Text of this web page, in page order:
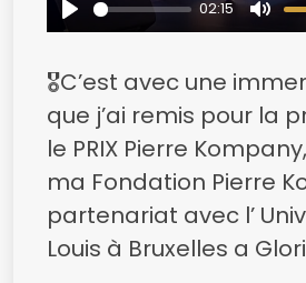
Play
02:15
🎖️C’est avec une
que j’ai remis pour la
le PRIX Pierre
ma Fondation Pierre
partenariat avec l’
Louis à Bruxelles a